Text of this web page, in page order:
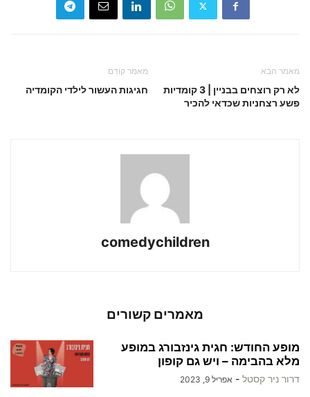
מאמר קודם
חגיגות העשור לילדי הקומדיה
מאמר הבא
לא רק רוצחים בבניין | 3 קומדיות
פשע רצחניות שכדאי להכיר
comedychildren
מאמרים קשורים
מופע החודש: חגית גינזבורג במופע
מלא בהבימה – ויש גם קופון
דרור ניר קסטל - אפריל 9, 2023